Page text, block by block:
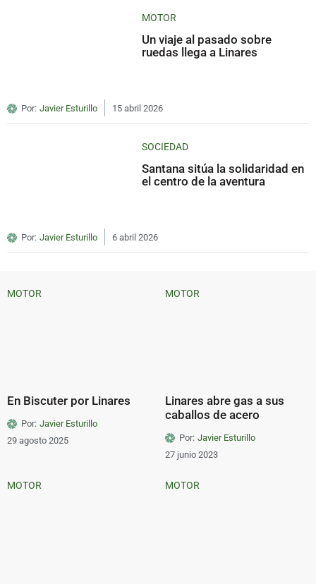
MOTOR
Un viaje al pasado sobre
ruedas llega a Linares
Por: Javier Esturillo 15 abril 2026
SOCIEDAD
Santana sitúa la solidaridad en
el centro de la aventura
Por: Javier Esturillo 6 abril 2026
MOTOR
En Biscuter por Linares
Por: Javier Esturillo
29 agosto 2025
MOTOR
Linares abre gas a sus
caballos de acero
Por: Javier Esturillo
27 junio 2023
MOTOR MOTOR